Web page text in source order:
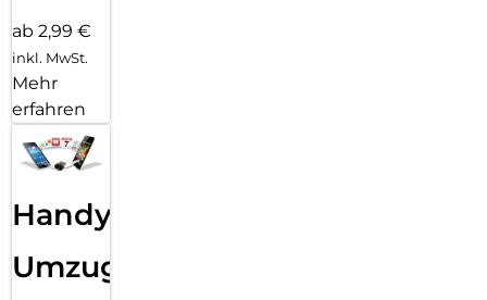
ab 2,99 €
inkl. MwSt.
Mehr
erfahren
Handy
Umzug